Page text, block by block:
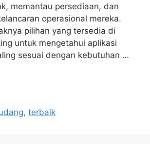
memantau persediaan, dan
operasional mereka.
pilihan yang tersedia di
untuk mengetahui aplikasi
sesuai dengan kebutuhan …
,terbaik